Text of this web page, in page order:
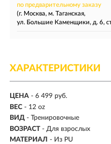
по предварительному заказу
(г. Москва, м. Таганская,
ул. Большие Каменщики, д. 6,
ХАРАКТЕРИСТИКИ
ЦЕНА - 6 499 руб.
ВЕС - 12 oz
ВИД - Тренировочные
ВОЗРАСТ - Для взрослых
МАТЕРИАЛ - Из PU